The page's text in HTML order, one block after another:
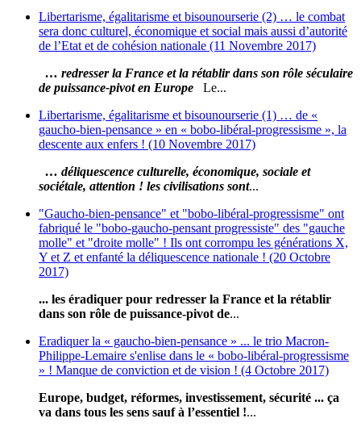
Libertarisme, égalitarisme et bisounourserie (2) … le combat
sera donc culturel, économique et social mais aussi d’autorité
de l’Etat et de cohésion nationale (11 Novembre 2017)
… redresser la France et la rétablir dans son rôle séculaire
de puissance-pivot en Europe Le...
Libertarisme, égalitarisme et bisounourserie (1) … de «
gaucho-bien-pensance » en « bobo-libéral-progressisme », la
descente aux enfers ! (10 Novembre 2017)
… déliquescence culturelle, économique, sociale et
sociétale, attention ! les civilisations sont...
"Gaucho-bien-pensance" et "bobo-libéral-progressisme" ont
fabriqué le "bobo-gaucho-pensant progressiste" des "gauche
molle" et "droite molle" ! Ils ont corrompu les générations X,
Y et Z et enfanté la déliquescence nationale ! (20 Octobre
2017)
... les éradiquer pour redresser la France et la rétablir
dans son rôle de puissance-pivot de...
Eradiquer la « gaucho-bien-pensance » ... le trio Macron-
Philippe-Lemaire s'enlise dans le « bobo-libéral-progressisme
» ! Manque de conviction et de vision ! (4 Octobre 2017)
Europe, budget, réformes, investissement, sécurité ... ça
va dans tous les sens sauf à l’essentiel !...